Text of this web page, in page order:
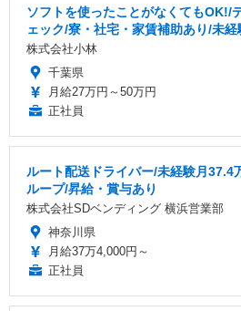
ソフトを使ったことがなくてもOK!/
ェック/寮・社宅・家賃補助あり/未経
株式会社小林
千葉県
月給27万円～50万円
正社員
ルート配送ドライバー/未経験月37.4
ループ/昇給・賞与あり
株式会社SDベンディング 横浜営業部
神奈川県
月給37万4,000円～
正社員